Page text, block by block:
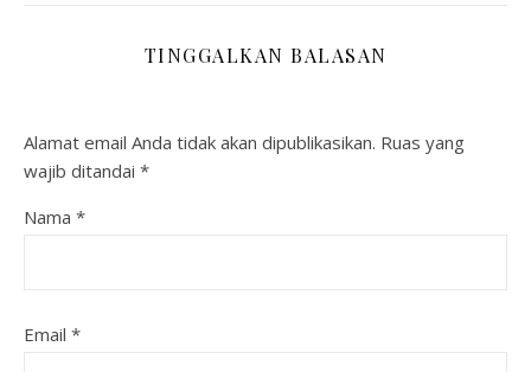
TINGGALKAN BALASAN
Alamat email Anda tidak akan dipublikasikan. Ruas yang
wajib ditandai *
Nama *
Email *